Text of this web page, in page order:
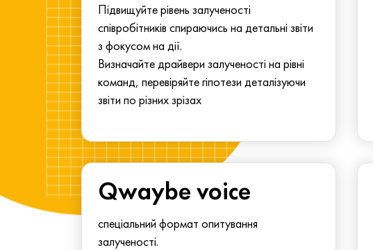
Підвищуйте рівень залученості
співробітників спираючись на детальні звіти
з фокусом на дії.
Визначайте драйвери залученості на рівні
команд, перевіряйте гіпотези деталізуючи
звіти по різних зрізах
Qwaybe voice
спеціальний формат опитування
залученості.